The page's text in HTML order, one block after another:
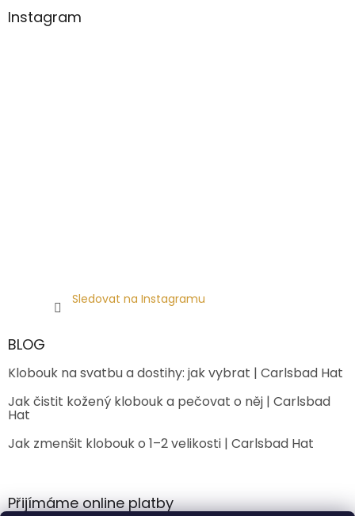
Instagram
Sledovat na Instagramu
BLOG
Klobouk na svatbu a dostihy: jak vybrat | Carlsbad Hat
Jak čistit kožený klobouk a pečovat o něj | Carlsbad
Hat
Jak zmenšit klobouk o 1–2 velikosti | Carlsbad Hat
Přijímáme online platby